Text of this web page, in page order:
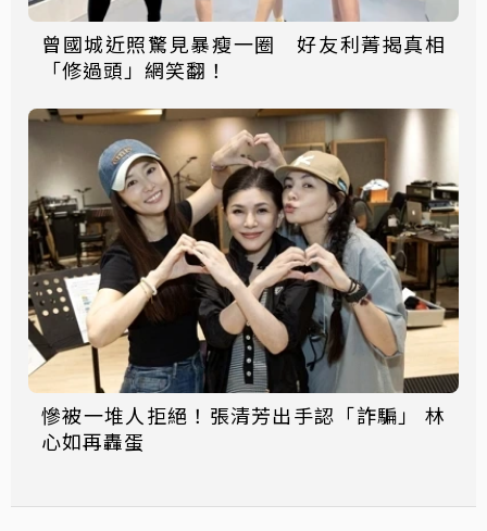
曾國城近照驚見暴瘦一圈 好友利菁揭真相
「修過頭」網笑翻！
慘被一堆人拒絕！張清芳出手認「詐騙」 林
心如再轟蛋